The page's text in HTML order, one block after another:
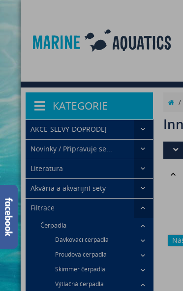
KATEGORIE
AKCE-SLEVY-DOPRODEJ
Novinky / Připravuje se...
Literatura
Akvária a akvarijní sety
Filtrace
Čerpadla
Dávkovací čerpadla
Proudová čerpadla
Skimmer čerpadla
Výtlačná čerpadla
/